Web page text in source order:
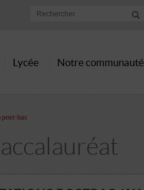
Lycée Notre communauté
post-bac